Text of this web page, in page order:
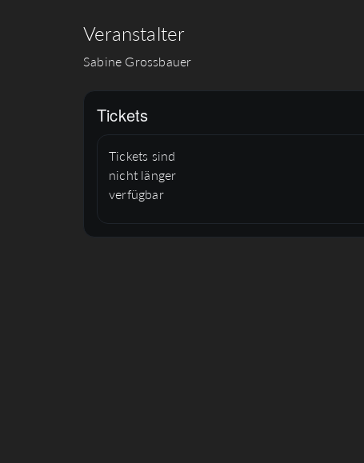
Veranstalter
Sabine Grossbauer
Tickets
Tickets sind
nicht länger
verfügbar